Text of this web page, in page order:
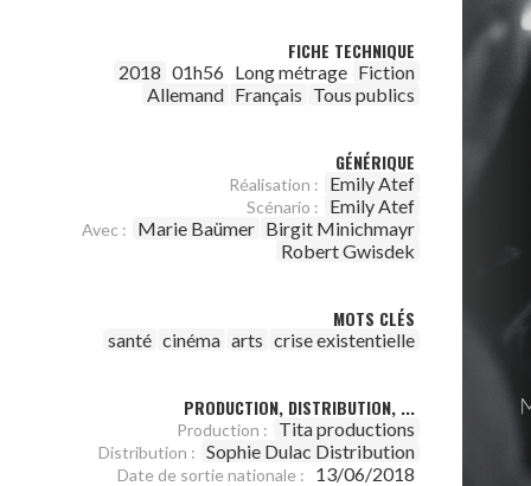
FICHE TECHNIQUE
2018 01h56 Long métrage Fiction
Allemand Français Tous publics
GÉNÉRIQUE
Réalisation : Emily Atef
Scénario : Emily Atef
Avec : Marie Baümer Birgit Minichmayr
Robert Gwisdek
MOTS CLÉS
santé cinéma arts crise existentielle
PRODUCTION, DISTRIBUTION, ...
Production : Tita productions
Distribution : Sophie Dulac Distribution
Date de sortie nationale : 13/06/2018